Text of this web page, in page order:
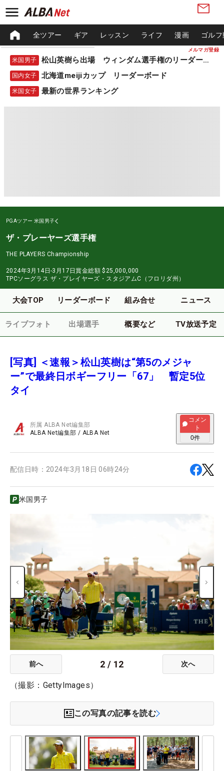
メルマガ登録
全ツアー ギア レッスン ライフ 漫画 ゴル
米国男子 松山英樹ら出場 ウィンダム選手権のリーダーボード
国内女子 北海道meijiカップ リーダーボード
米国女子 最新の世界ランキング
PGAツアー 米国男子
ザ・プレーヤーズ選手権
THE PLAYERS Championship
2024年3月14日-3月17日賞金総額 $25,000,000
TPCソーグラス ザ・プレイヤーズ・スタジアムC（フロリダ州）
大会TOP リーダーボード 組み合せ ニュース
ライブフォト 出場選手 概要など TV放送予定
[写真] ＜速報＞松山英樹は“第5のメジャ
ー”で最終日ボギーフリー「67」 暫定5位
タイ
所属ALBA Net編集部
ALBA Net編集部 / ALBA Net
コメン
ト
0件
配信日時： 2024年3月18日 06時24分
米国男子
前へ 2 / 12 次へ
（撮影：GettyImages）
この写真の記事を読む